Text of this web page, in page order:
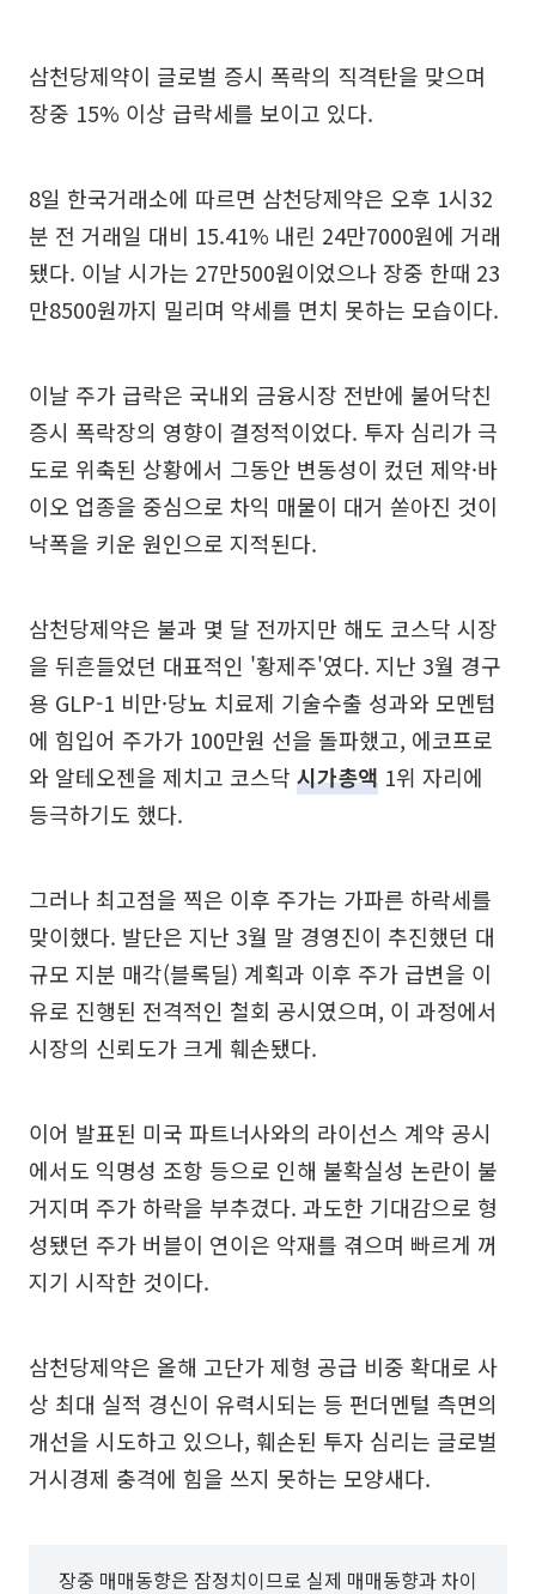
삼천당제약이 글로벌 증시 폭락의 직격탄을 맞으며
장중 15% 이상 급락세를 보이고 있다.
8일 한국거래소에 따르면 삼천당제약은 오후 1시32
분 전 거래일 대비 15.41% 내린 24만7000원에 거래
됐다. 이날 시가는 27만500원이었으나 장중 한때 23
만8500원까지 밀리며 약세를 면치 못하는 모습이다.
이날 주가 급락은 국내외 금융시장 전반에 불어닥친
증시 폭락장의 영향이 결정적이었다. 투자 심리가 극
도로 위축된 상황에서 그동안 변동성이 컸던 제약·바
이오 업종을 중심으로 차익 매물이 대거 쏟아진 것이
낙폭을 키운 원인으로 지적된다.
삼천당제약은 불과 몇 달 전까지만 해도 코스닥 시장
을 뒤흔들었던 대표적인 '황제주'였다. 지난 3월 경구
용 GLP-1 비만·당뇨 치료제 기술수출 성과와 모멘텀
에 힘입어 주가가 100만원 선을 돌파했고, 에코프로
와 알테오젠을 제치고 코스닥 시가총액 1위 자리에
등극하기도 했다.
그러나 최고점을 찍은 이후 주가는 가파른 하락세를
맞이했다. 발단은 지난 3월 말 경영진이 추진했던 대
규모 지분 매각(블록딜) 계획과 이후 주가 급변을 이
유로 진행된 전격적인 철회 공시였으며, 이 과정에서
시장의 신뢰도가 크게 훼손됐다.
이어 발표된 미국 파트너사와의 라이선스 계약 공시
에서도 익명성 조항 등으로 인해 불확실성 논란이 불
거지며 주가 하락을 부추겼다. 과도한 기대감으로 형
성됐던 주가 버블이 연이은 악재를 겪으며 빠르게 꺼
지기 시작한 것이다.
삼천당제약은 올해 고단가 제형 공급 비중 확대로 사
상 최대 실적 경신이 유력시되는 등 펀더멘털 측면의
개선을 시도하고 있으나, 훼손된 투자 심리는 글로벌
거시경제 충격에 힘을 쓰지 못하는 모양새다.
장중 매매동향은 잠정치이므로 실제 매매동향과 차이